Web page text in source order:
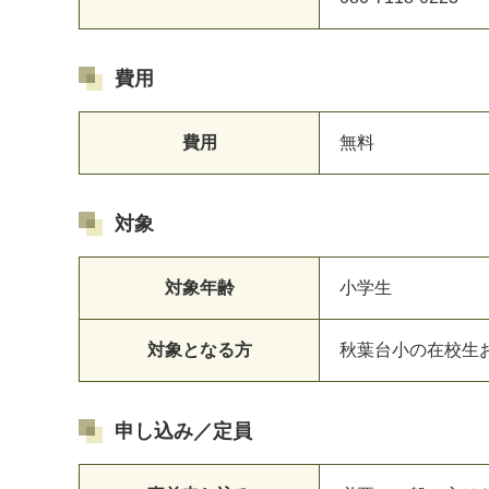
費用
費用 無料
対象
対象年齢 小学生
対象となる方 秋葉台小の在校生
申し込み／定員